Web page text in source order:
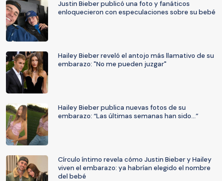
Justin Bieber publicó una foto y fanáticos
enloquecieron con especulaciones sobre su bebé
Hailey Bieber reveló el antojo más llamativo de su
embarazo: "No me pueden juzgar"
Hailey Bieber publica nuevas fotos de su
embarazo: “Las últimas semanas han sido…”
Círculo íntimo revela cómo Justin Bieber y Hailey
viven el embarazo: ya habrían elegido el nombre
del bebé